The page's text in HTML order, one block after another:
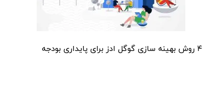
۴ روش بهینه‌ سازی گوگل ادز برای پایداری بودجه